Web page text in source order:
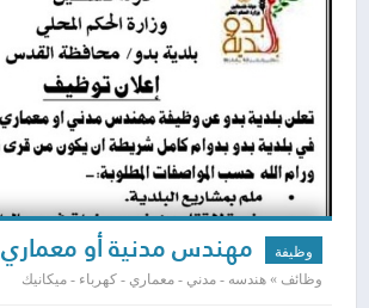
وظيفة مهندس مدنية أو معماري
وظائف » هندسه - مدني - معماري - كهرباء - ميكانيك